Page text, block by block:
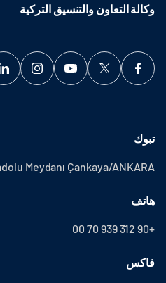
وكالة التعاون والتنسيق التركية
تبوك
Meydanı Çankaya/ANKARA
هاتف
+90 312 939 70 00
فاكس